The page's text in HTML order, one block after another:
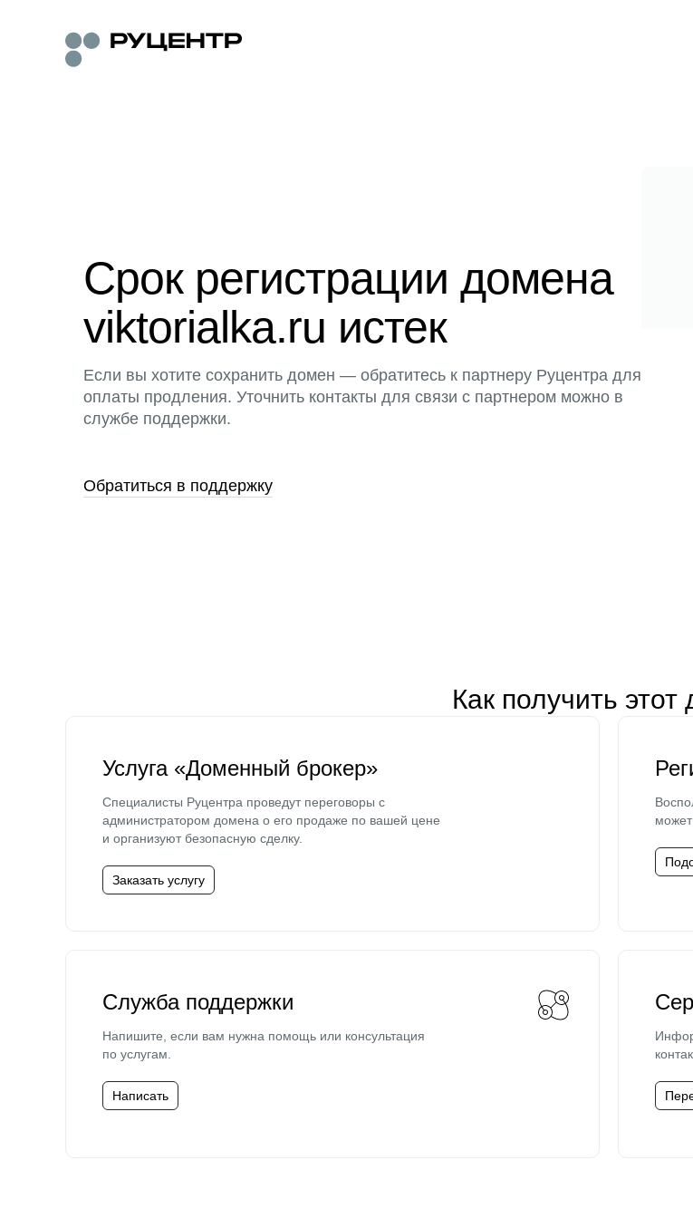
Срок регистрации домена
viktorialka.ru истек
Если вы хотите сохранить домен — обратитесь к партнеру Руцентра для
оплаты продления. Уточнить контакты для связи с партнером можно в
службе поддержки.
Обратиться в поддержку
Как получить этот
Услуга «Доменный брокер»
Специалисты Руцентра проведут переговоры с
администратором домена о его продаже по вашей цене
и организуют безопасную сделку.
Заказать услугу
Служба поддержки
Напишите, если вам нужна помощь или консультация
по услугам.
Написать